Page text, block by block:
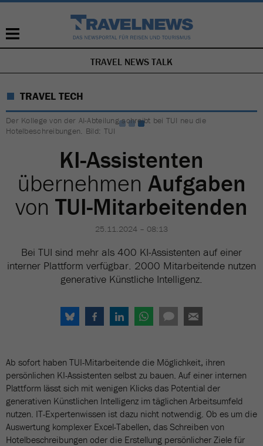
NAVIGATION
ÜBERSPRINGEN
TRAVEL NEWS TALK
TRAVEL TECH
Der Kollege von der AI-Abteilung schreibt bei TUI neu die
Hotelbeschreibungen. Bild: TUI
KI-Assistenten
übernehmen Aufgaben
von TUI-Mitarbeitenden
25.11.2024 – 08:13
Bei TUI sind mehr als 400 KI-Assistenten auf einer
interner Plattform verfügbar. 2000 Mitarbeitende nutzen
generative Künstliche Intelligenz.
Ab sofort haben TUI-Mitarbeitende die Möglichkeit, ihren
persönlichen KI-Assistenten selbst zu bauen. Auf einer internen
Plattform lässt sich mit wenigen Klicks das Potential der
generativen Künstlichen Intelligenz im täglichen Arbeitsumfeld
nutzen. IT-Expertenwissen ist dazu nicht notwendig. Ob es um die
Auswertung komplexer Excel-Tabellen, das Schreiben von
Hotelbeschreibungen oder die Erstellung persönlicher Ziele für